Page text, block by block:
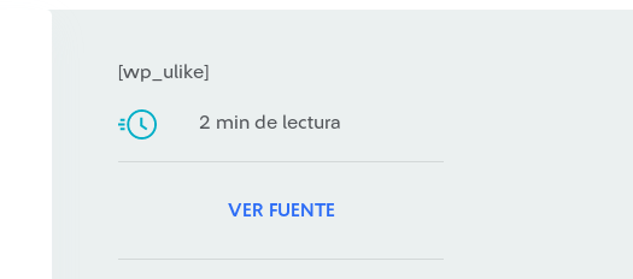
[wp_ulike]
2 min de lectura
VER FUENTE